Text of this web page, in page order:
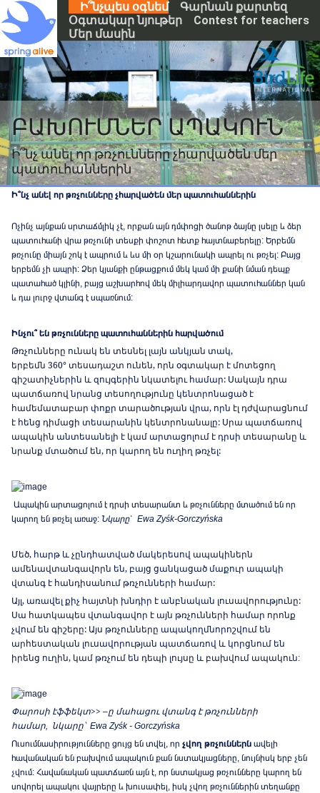
k
i
p
t
o
m
a
n
c
o
n
t
Ի՞նչպես օգնեմ
Գարնան քարտեզ
Օգտակար նյութեր
Contest for teachers
Մեր մասին
ԲԱԽՈՒՄՆԵՐ ԱՊԱԿՈՒՆ
Ի՞նչ անել որ թռչունները չհարվածեն մեր
պատուհաններին
Ի՞նչ անել որ թռչունները չհարվածեն մեր պատուհաններին
Ոչինչ այնքան սրտաճմլիկ չէ, որքան այն դմփոցի ծանոթ ձայնը լսելը և ձեր
պատուհանի վրա թռչունի տեսքի փոշոտ հետք հայտնաբերելը: Երբեմն
թռչունը միայն շոկ է ապրում և ևս մի օր կշարունակի ապրել ու թռչել: Բայց
երբեմն չի ապրի: Ձեր կյանքի ընթացքում մեկ կամ մի քանի նման դեպք
պատահած կլինի, բայց աշխարհով մեկ միլիարդավոր պատուհաններ կան
և դա լուրջ վտանգ է սպառնում:
Ինչու՞ են թռչունները պատուհաններին հարվածում
Թռչունները ունակ են տեսնել լայն անկյան տակ,
երբեմն 360° տեսադաշտ ունեն, որն օգտակար է մոտեցող
գիշատիչներին և զույգերին նկատելու համար: Սակայն դրա
պատճառով նրանց տեսողությունը կենտրոնացած է
համեմատաբար փոքր տարածության վրա, որն էլ դժվարացնում
է հենց դիմացի տեսարանին կենտրոնանալը: Սրա պատճառով
ապակին անտեսանելի է կամ արտացոլում է դրսի տեսարանը և
նրանք մտածում են, որ կարող են ուղիղ թռչել:
Ապակին արտացոլում է դրսի տեսարանտ և թռչունները մտածում են որ
կարող են թռչել առաջ: Նկարը՝ Ewa Zyśk-Gorczyńska
Մեծ, հարթ և չընդհատված մակերեսով ապակիներն
ամենավտանգավորն են, բայց ցանկացած մաքուր ապակի
վտանգ է հանդիսանում թռչունների համար:
Այլ, առավել քիչ հայտնի խնդիր է անբնական լուսավորությունը:
Սա հատկապես վտանգավոր է այն թռչունների համար որոնք
չվում են գիշերը: Այս թռչունները ապակողմնորոշվում են
արհեստական լուսավորության պատճառով և կորցնում են
իրենց ուղին, կամ թռչում են դեպի լույսը և բախվում ապակուն:
Փարոսի էֆֆեկտ>> –ը մահացու վտանգ է թռչունների
համար, նկարը՝ Ewa Zyśk - Gorczyńska
Ուսումնասիրությունները ցույց են տվել, որ չվող թռչուններն ավելի
հավանական են բախվում ապակուն քան նստակյացները, նույնիսկ երբ չեն
չվում: Հավանական պատճառն այն է, որ նստակյաց թռչունները կարող են
սովորել ապակու վայրերը և խուսափել, իսկ չվող թռչուններին տեղանքը